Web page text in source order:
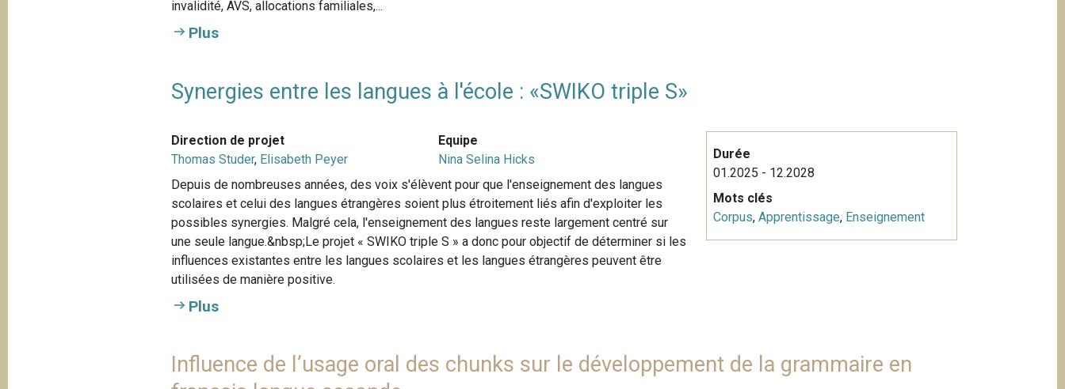
invalidité, AVS, allocations familiales,...
Plus
Synergies entre les langues à l'école : «SWIKO triple S»
Direction de projet
Thomas Studer, Elisabeth Peyer
Equipe
Nina Selina Hicks
Depuis de nombreuses années, des voix s'élèvent pour que l'enseignement des langues
scolaires et celui des langues étrangères soient plus étroitement liés afin d'exploiter les
possibles synergies. Malgré cela, l'enseignement des langues reste largement centré sur
une seule langue.&nbsp;Le projet « SWIKO triple S » a donc pour objectif de déterminer si les
influences existantes entre les langues scolaires et les langues étrangères peuvent être
utilisées de manière positive.
Plus
Durée
01.2025 - 12.2028
Mots clés
Corpus, Apprentissage, Enseignement
Influence de l’usage oral des chunks sur le développement de la grammaire en